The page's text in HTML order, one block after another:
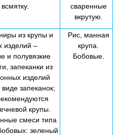
сваренные
вкрутую.
из крупы и
изделий –
и полувязкие
запеканки из
изделий
запеканок;
крупы.
смеси типа
зеленый
Рис, манная
крупа.
Бобовые.